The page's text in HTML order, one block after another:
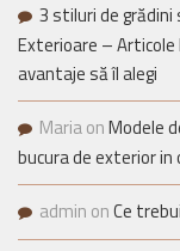
3 stiluri de
Exterioare – Articole
avantaje să îl alegi
MariaonModele
bucura de exterior
admin onCe